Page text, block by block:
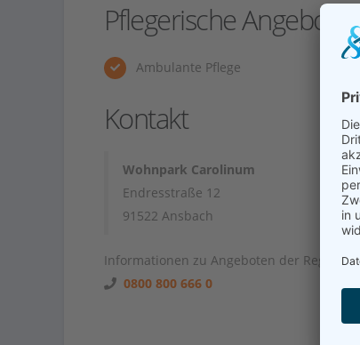
Pflegerische Angebote
Ambulante Pflege
Kontakt
Wohnpark Carolinum
Endresstraße 12
91522 Ansbach
Informationen zu Angeboten der Region
0800 800 666 0